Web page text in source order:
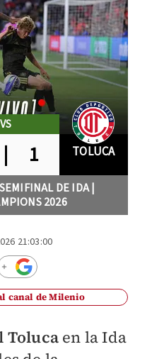
VS
| 1 TOLUCA
DE IDA |
2026
21:03:00
canal de Milenio
Tolucaen la Ida